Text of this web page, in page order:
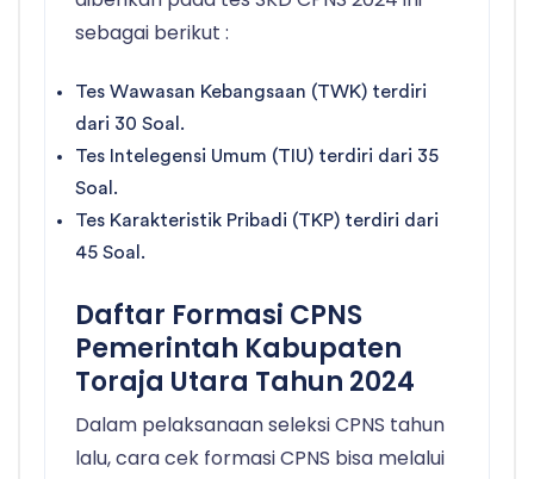
sebagai berikut :
Tes Wawasan Kebangsaan (TWK) terdiri
dari 30 Soal.
Tes Intelegensi Umum (TIU) terdiri dari 35
Soal.
Tes Karakteristik Pribadi (TKP) terdiri dari
45 Soal.
Daftar Formasi CPNS
Pemerintah Kabupaten
Toraja Utara Tahun 2024
Dalam pelaksanaan seleksi CPNS tahun
lalu, cara cek formasi CPNS bisa melalui